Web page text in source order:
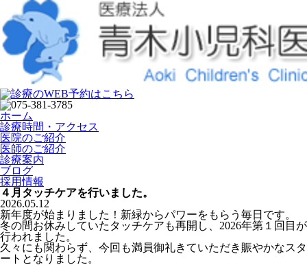
ホーム
診療時間・アクセス
医院のご紹介
医師のご紹介
診療案内
ブログ
採用情報
４月タッチケアを行いました。
2026.05.12
新年度が始まりました！新緑からパワーをもらう毎日です。
冬の間お休みしていたタッチケアも再開し、2026年第１回目が
行われました。
久々にも関わらず、今回も満員御礼きていただき賑やかなスタ
ートとなりました。